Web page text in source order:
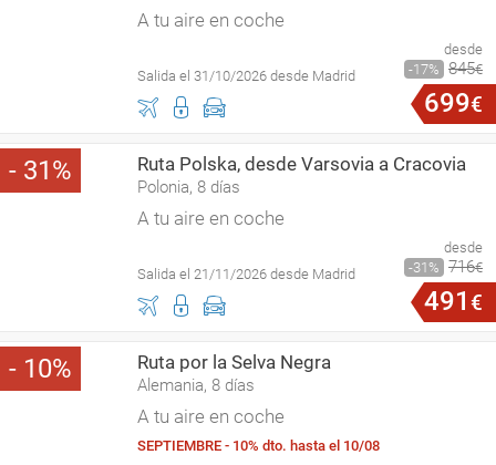
A tu aire en coche
Salida el 31/10/2026 desde Madrid
desde
17
845€
699€
31 Ruta Polska, desde Varsovia a Cracovia
Polonia, 8 días
A tu aire en coche
Salida el 21/11/2026 desde Madrid
desde
31
716€
491 €
10 Ruta por la Selva Negra
Alemania, 8 días
A tu aire en coche
SEPTIEMBRE - 10% dto. hasta el 10/08